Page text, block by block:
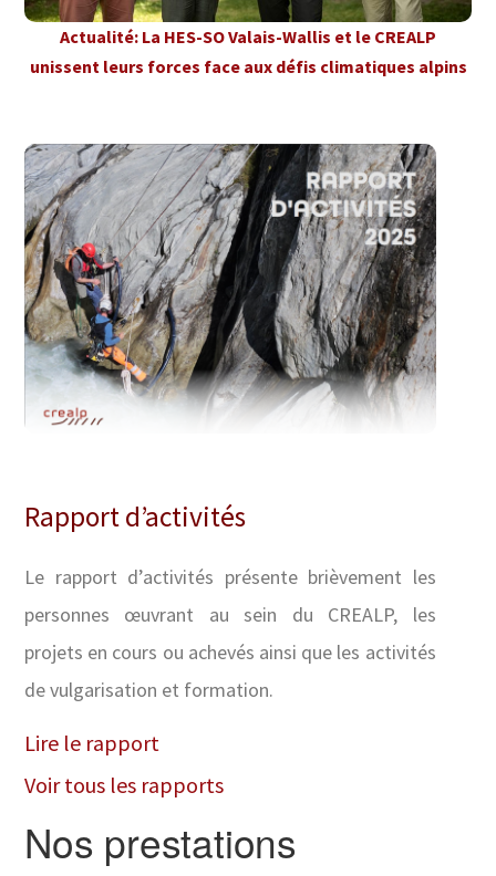
Actualité: La HES-SO Valais-Wallis et le CREALP
unissent leurs forces face aux défis climatiques alpins
Rapport d’activités
Le rapport d’activités présente brièvement les
personnes œuvrant au sein du CREALP, les
projets en cours ou achevés ainsi que les activités
de vulgarisation et formation.
Lire le rapport
Voir tous les rapports
Nos prestations